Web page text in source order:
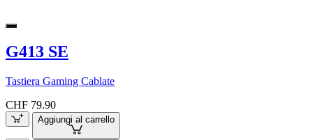
G413 SE
Tastiera Gaming Cablate
CHF 79.90
Aggiungi al carrello